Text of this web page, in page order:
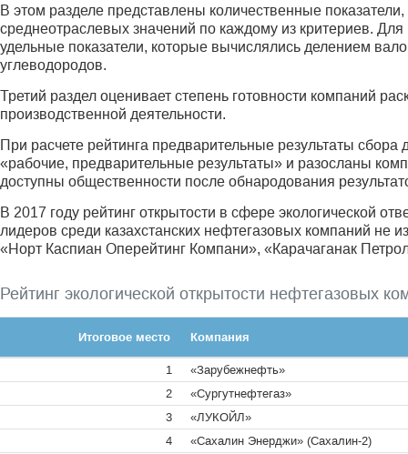
В этом разделе представлены количественные
среднеотраслевых значений по каждому из критериев.
удельные показатели, которые вычислялись делением
углеводородов.
Третий раздел оценивает степень готовности компаний
производственной деятельности.
При расчете рейтинга предварительные результаты
«рабочие, предварительные результаты» и разосланы
доступны общественности после обнародования
В 2017 году рейтинг открытости в сфере экологической
лидеров среди казахстанских нефте­газовых компаний
«Норт Каспиан Оперейтинг Компани», «Карачаганак
Рейтинг экологической открытости нефтегазовых
Итоговое место Компания
1
«Зарубежнефть»
2
«Сургутнефтегаз»
3
«ЛУКОЙЛ»
4
«Сахалин Энерджи» (Сахалин-2)